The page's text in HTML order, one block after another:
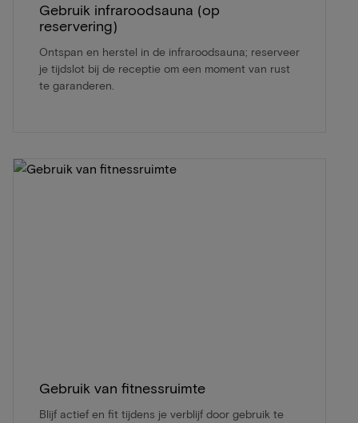
Gebruik infraroodsauna (op
reservering)
Ontspan en herstel in de infraroodsauna; reserveer
je tijdslot bij de receptie om een moment van rust
te garanderen.
Gebruik van fitnessruimte
Blijf actief en fit tijdens je verblijf door gebruik te